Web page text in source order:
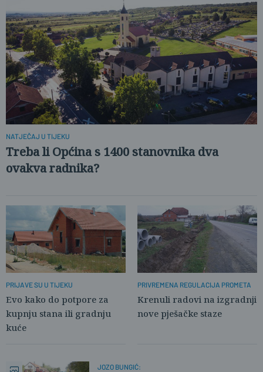
NATJEČAJ U TIJEKU
Treba li Općina s 1400 stanovnika dva
ovakva radnika?
PRIJAVE SU U TIJEKU
Evo kako do potpore za
kupnju stana ili gradnju
kuće
PRIVREMENA REGULACIJA PROMETA
Krenuli radovi na izgradnji
nove pješačke staze
JOZO BUNGIĆ: